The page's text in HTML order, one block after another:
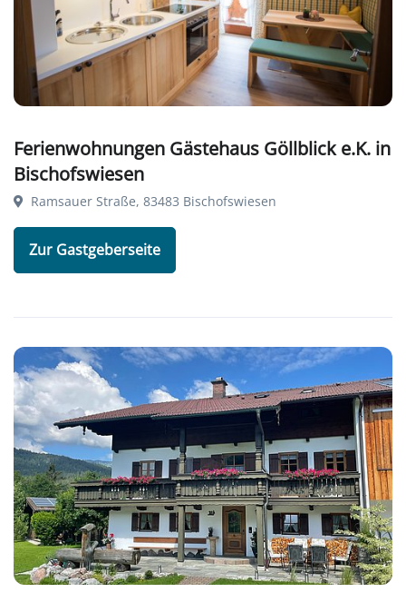
Ferienwohnungen Gästehaus Göllblick e.K. in
Bischofswiesen
Ramsauer Straße, 83483 Bischofswiesen
Zur Gastgeberseite